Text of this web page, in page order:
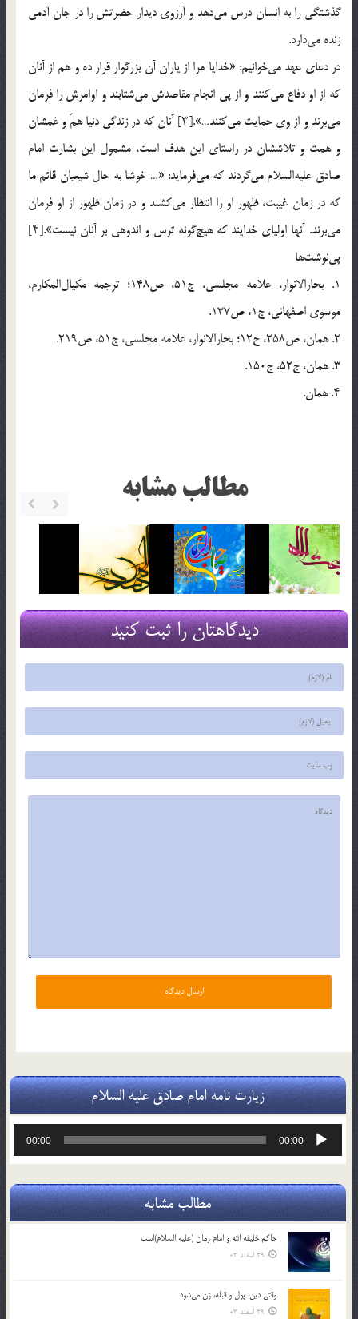
گذشتگی را به انسان درس می‌دهد و آرزوی دیدار حضرتش را در جان آدمی
زنده می‌دارد.
در دعای عهد می‌خوانیم: «خدایا مرا از یاران آن بزرگوار قرار ده و هم از آنان
که از او دفاع می‌کنند و از پی انجام مقاصدش می‌شتابند و اوامرش را فرمان
می‌برند و از وی حمایت می‌کنند…».[۳] آنان که در زندگی دنیا همّ و غمشان
و همت و تلاششان در راستای این هدف است، مشمول این بشارت امام
صادق علیه‌السلام می‌گردند که می‌فرماید: «… خوشا به حال شیعیان قائم ما
که در زمان غیبت، ظهور او را انتظار می‌کشند و در زمان ظهور از او فرمان
می‌برند. آنها اولیای خدایند که هیچ‌گونه ترس و اندوهی بر آنان نیست».[۴]
پی‌نوشت‌ها
1. بحارالانوار، علامه مجلسی، ج51، ص148؛ ‌ترجمه مکیال‌المکارم،
موسوی اصفهانی، ج1، ص137.
2. همان، ص258، ح12؛ بحارالانوار، علامه مجلسی، ج51، ص219.
3. همان، ج52، ج150.
۴. همان.
مطالب مشابه
دیدگاهتان را ثبت کنید
زیارت نامه امام صادق علیه السلام
پخش‌کننده
00:00
00:00
مطالب مشابه
حاکم خليفه الله و امام زمان (علیه السلام)است
29 اسفند 03
وقتی دین، پول و قبله، زن می‌شود
29 اسفند 03